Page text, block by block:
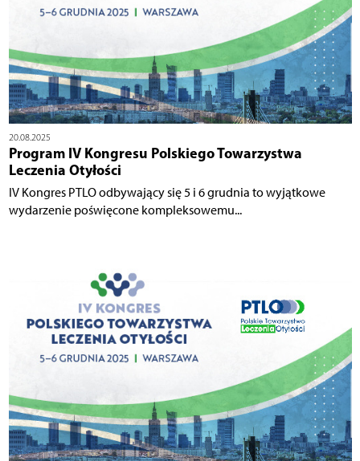
20.08.2025
Program IV Kongresu Polskiego Towarzystwa
Leczenia Otyłości
IV Kongres PTLO odbywający się 5 i 6 grudnia to wyjątkowe
wydarzenie poświęcone kompleksowemu...